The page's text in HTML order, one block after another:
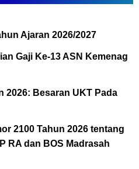
Ajaran 2026/2027
Gaji Ke-13 ASN Kemenag
2026: Besaran UKT Pada
2100 Tahun 2026 tentang
RA dan BOS Madrasah